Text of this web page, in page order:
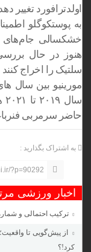
اولدترافورد تغییر دهد.
به پوستکوگلو
خشکسالی جام‌های
هنوز در حال
سلتیک را اخراج کنند
سال
حاضر سرمربی
به اشتراک بگذارید :
?p=90292
اخبار ورزشی
ترکیب احتمالی و شماره
از پیش‌گویی تا واقعیت؛
کرد!؟